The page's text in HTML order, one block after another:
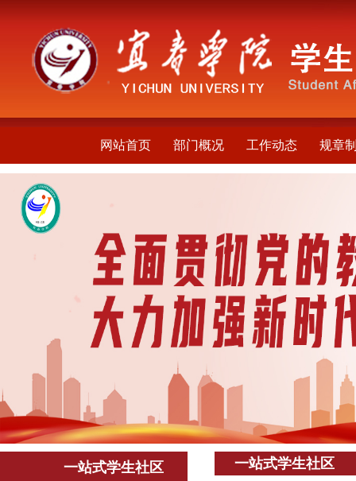
网站首页 部门概况 工作动态 规章
一站式学生社区 一站式学生社区